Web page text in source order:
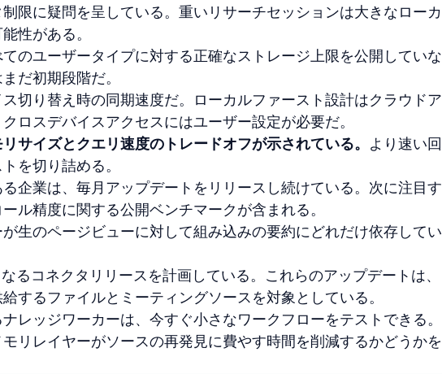
限に疑問を呈している。重いリサーチセッションは大きなローカ
性がある。
のユーザータイプに対する正確なストレージ上限を公開していな
だ初期段階だ。
切り替え時の同期速度だ。ローカルファースト設計はクラウドア
ロスデバイスアクセスにはユーザー設定が必要だ。
サイズとクエリ速度のトレードオフが示されている。 より速い回
を切り詰める。
企業は、毎月アップデートをリリースし続けている。次に注目す
ル精度に関する公開ベンチマークが含まれる。
生のページビューに対して組み込みの要約にどれだけ依存してい
るコネクタリリースを計画している。これらのアップデートは、
するファイルとミーティングソースを対象としている。
レッジワーカーは、今すぐ小さなワークフローをテストできる。
リレイヤーがソースの再発見に費やす時間を削減するかどうかを